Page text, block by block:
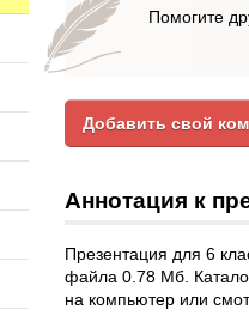
Помогите
Добавить свой
Аннотация к
Презентация для 6
файла 0.78 Мб.
на компьютер или